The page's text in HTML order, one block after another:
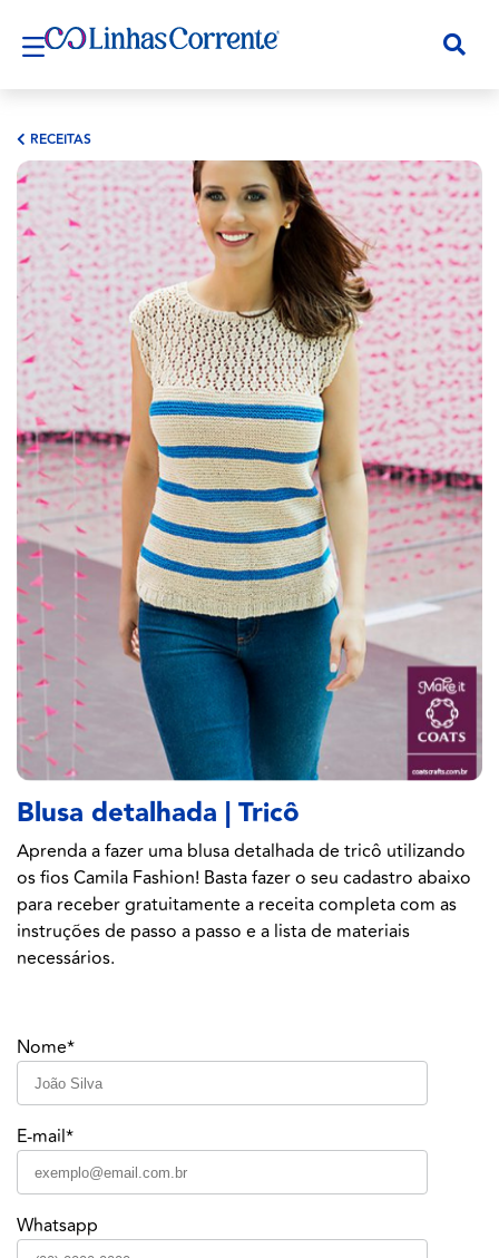
RECEITAS
Blusa detalhada | Tricô
Aprenda a fazer uma blusa detalhada de tricô utilizando
os fios Camila Fashion! Basta fazer o seu cadastro abaixo
para receber gratuitamente a receita completa com as
instruções de passo a passo e a lista de materiais
necessários.
Nome*
E-mail*
Whatsapp